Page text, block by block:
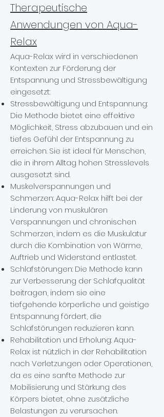
Therapeutische
Anwendungen von Aqua-
Relax
Aqua-Relax wird in verschiedenen
Kontexten zur Förderung der
Entspannung und Stressbewältigung
eingesetzt:
Stressbewältigung und Entspannung:
Die Methode bietet eine effektive
Möglichkeit, Stress abzubauen und ein
tiefes Gefühl der Entspannung zu
erreichen. Sie ist ideal für Menschen,
die in ihrem Alltag hohen Stresslevels
ausgesetzt sind.
Muskelverspannungen und
Schmerzen: Aqua-Relax hilft bei der
Linderung von muskulären
Verspannungen und chronischen
Schmerzen, indem es die Muskulatur
durch die Kombination von Wärme,
Auftrieb und Widerstand entlastet.
Schlafstörungen: Die Methode kann
zur Verbesserung der Schlafqualität
beitragen, indem sie eine
tiefgehende körperliche und geistige
Entspannung fördert, die
Schlafstörungen reduzieren kann.
Rehabilitation und Erholung: Aqua-
Relax ist nützlich in der Rehabilitation
nach Verletzungen oder Operationen,
da es eine sanfte Methode zur
Mobilisierung und Stärkung des
Körpers bietet, ohne zusätzliche
Belastungen zu verursachen.